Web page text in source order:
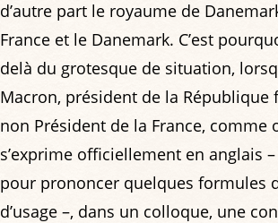
d’autre part le royaume de
France et le Danemark. C’est
delà du grotesque de situation,
Macron, président de la République
non Président de la France, comme
s’exprime officiellement en anglais
pour prononcer quelques formules
d’usage –, dans un colloque, une